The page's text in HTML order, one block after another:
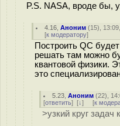
P.S. NASA, вроде бы,
4.16 ,Аноним (15),
[к модератору]
Построить QC
решать там можно
квантовой физики.
это
5.23 ,Аноним (22),
[ответить] [↓] [к
>узкий круг задач